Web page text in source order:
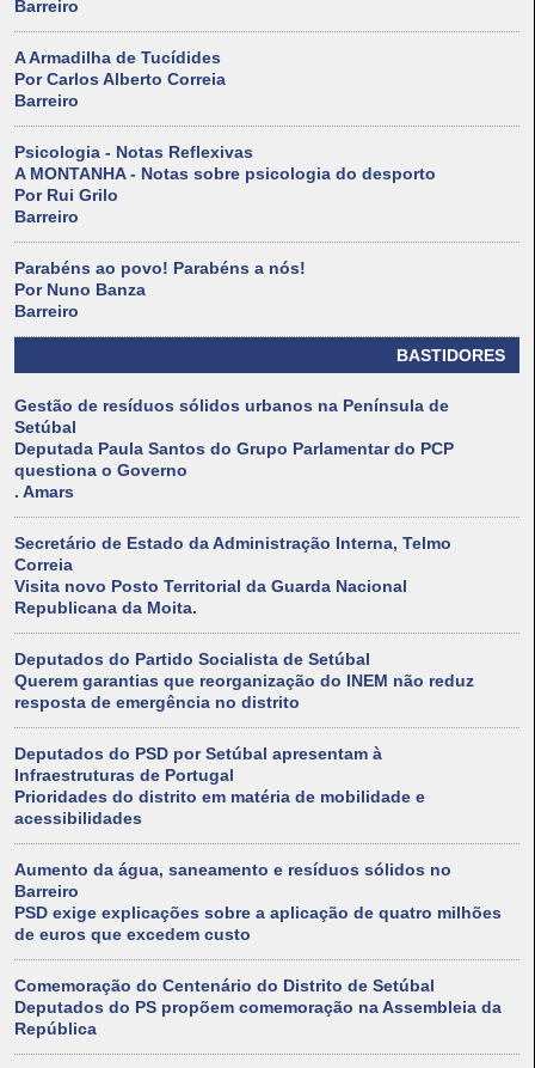
Barreiro
A Armadilha de Tucídides
Por Carlos Alberto Correia
Barreiro
Psicologia - Notas Reflexivas
A MONTANHA - Notas sobre psicologia do desporto
Por Rui Grilo
Barreiro
Parabéns ao povo! Parabéns a nós!
Por Nuno Banza
Barreiro
BASTIDORES
Gestão de resíduos sólidos urbanos na Península de
Setúbal
Deputada Paula Santos do Grupo Parlamentar do PCP
questiona o Governo
. Amars
Secretário de Estado da Administração Interna, Telmo
Correia
Visita novo Posto Territorial da Guarda Nacional
Republicana da Moita.
Deputados do Partido Socialista de Setúbal
Querem garantias que reorganização do INEM não reduz
resposta de emergência no distrito
Deputados do PSD por Setúbal apresentam à
Infraestruturas de Portugal
Prioridades do distrito em matéria de mobilidade e
acessibilidades
Aumento da água, saneamento e resíduos sólidos no
Barreiro
PSD exige explicações sobre a aplicação de quatro milhões
de euros que excedem custo
Comemoração do Centenário do Distrito de Setúbal
Deputados do PS propõem comemoração na Assembleia da
República